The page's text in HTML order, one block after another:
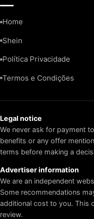
Home
Shein
Política Privacidade
Termos e Condições
Legal notice
We never ask for payment
benefits or any offer
terms before making a
Advertiser information
We are an independent
Some recommendations
additional cost to you. This
review.